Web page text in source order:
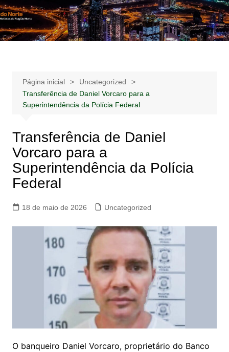
Ir
para
o
Notícias –
Publicidades –
Notícias – Publicidades – Anúncios
Página inicial
Uncategorized
Transferência de Daniel Vorcaro para a
Superintendência da Polícia Federal
Transferência de Daniel
Vorcaro para a
Superintendência da Polícia
Federal
18 de maio de 2026 Uncategorized
O banqueiro Daniel Vorcaro, proprietário do Banco